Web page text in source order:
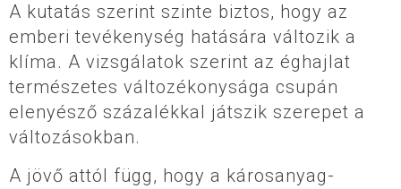
A kutatás szerint szinte biztos, hogy az
emberi tevékenység hatására változik a
klíma. A vizsgálatok szerint az éghajlat
természetes változékonysága csupán
elenyésző százalékkal játszik szerepet a
változásokban.
A jövő attól függ, hogy a károsanyag-